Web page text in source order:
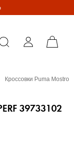
Кроссовки Puma Mostro
39733102